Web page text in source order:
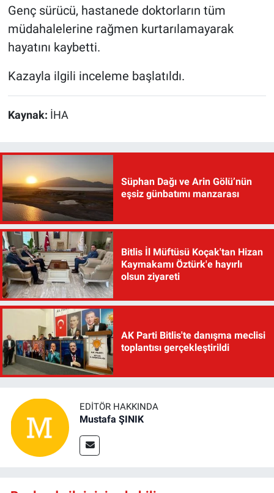
Genç sürücü, hastanede doktorların tüm
müdahalelerine rağmen kurtarılamayarak
hayatını kaybetti.
Kazayla ilgili inceleme başlatıldı.
Kaynak: İHA
Süphan Dağı ve Arin Gölü’nün
eşsiz günbatımı manzarası
Bitlis İl Müftüsü Koçak'tan Hizan
Kaymakamı Öztürk'e hayırlı
olsun ziyareti
AK Parti Bitlis'te danışma meclisi
toplantısı gerçekleştirildi
EDITÖR HAKKINDA
Mustafa ŞINIK